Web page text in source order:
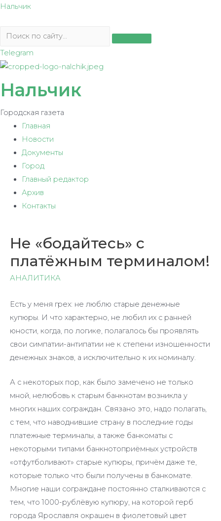
Перейти
содержимому
Нальчик
Telegram
Нальчик
Городская газета
Главная
Новости
Документы
Город
Главный редактор
Архив
Контакты
Не «бодайтесь» с
платёжным терминалом!
АНАЛИТИКА
Есть у меня грех: не люблю старые денежные
купюры. И что характерно, не любил их с ранней
юности, когда, по логике, полагалось бы проявлять
свои симпатии-антипатии не к степени изношенности
денежных знаков, а исключительно к их номиналу.
А с некоторых пор, как было замечено не только
мной, нелюбовь к старым банкнотам возникла у
многих наших сограждан. Связано это, надо полагать,
с тем, что наводнившие страну в последние годы
платежные терминалы, а также банкоматы с
некоторыми типами банкнотоприёмных устройств
«отфутболивают» старые купюры, причём даже те,
которые только что были получены в банкомате.
Многие наши сограждане постоянно сталкиваются с
тем, что 1000-рублёвую купюру, на которой герб
города Ярославля окрашен в фиолетовый цвет